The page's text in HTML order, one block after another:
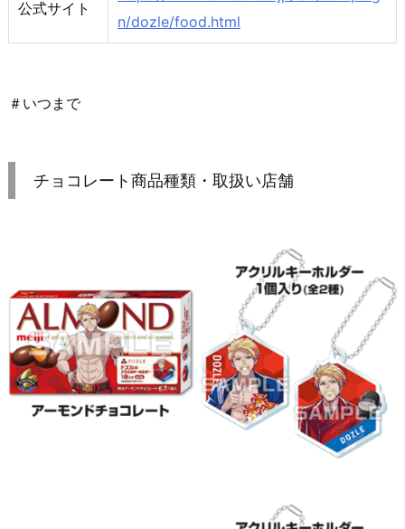
公式サイト
n/dozle/food.html
＃いつまで
チョコレート商品種類・取扱い店舗